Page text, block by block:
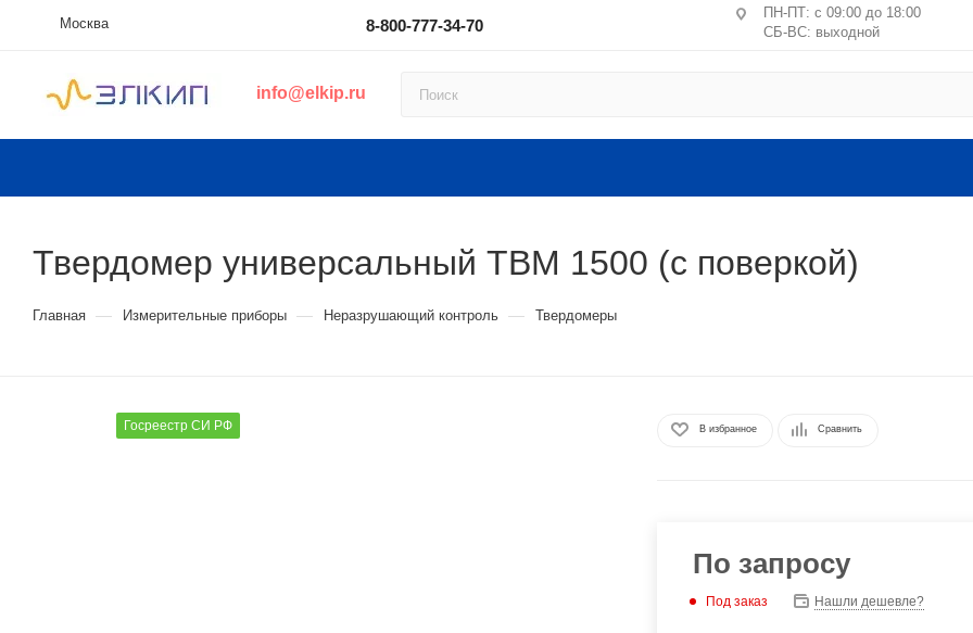
Москва 8-800-777-34-70
ПН-ПТ: с 09:00 до 18:00
СБ-ВС: выходной
ст. м. Китай-город, Лубянка
Головной офис: Московская
ВЛКСМ, 4г, офис №9 (2 этаж).
info@elkip.ru
Твердомер универсальный ТВМ 1500 (с поверкой)
Главная — Измерительные приборы — Неразрушающий контроль — Твердомеры
Госреестр СИ РФ В избранное Сравнить
По запросу
Под заказ Нашли дешевле?